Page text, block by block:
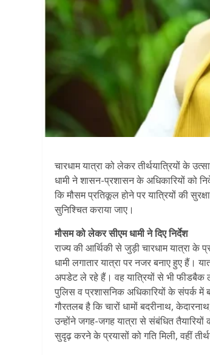
चारधाम यात्रा को लेकर तीर्थयात्रियों के
धामी ने शासन-प्रशासन के अधिकारियों को
कि मौसम प्रतिकूल होने पर यात्रियों की
सुनिश्चित कराया जाए।
मौसम को लेकर सीएम धामी ने दिए निर्देश
राज्य की आर्थिकी से जुड़ी चारधाम यात्रा के
धामी लगातार यात्रा पर नजर बनाए हुए हैं।
अपडेट ले रहे हैं। वह यात्रियों से भी फीडबैक
पुलिस व प्रशासनिक अधिकारियों के संपर्क में
गौरतलब है कि चारों धामों बदरीनाथ,
उन्होंने जगह-जगह यात्रा से संबंधित तैयारियों
सुदृढ़ करने के प्रयासों को गति मिली, वहीं